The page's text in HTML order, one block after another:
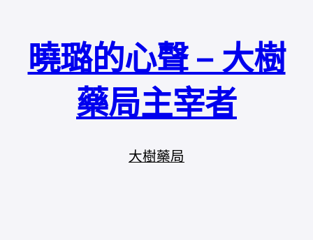
曉璐的心聲 – 大樹
藥局主宰者
大樹藥局